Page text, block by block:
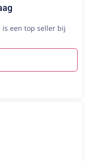
is een top seller bij